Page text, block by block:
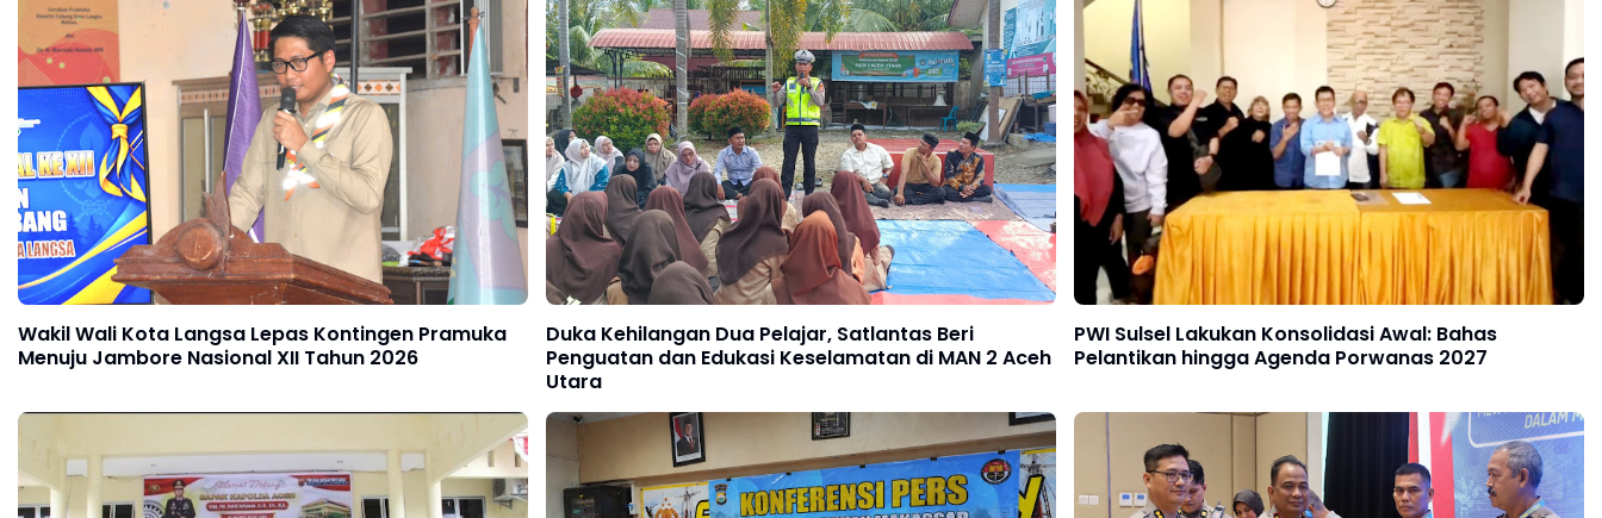
Wakil Wali Kota Langsa Lepas Kontingen Pramuka
Menuju Jambore Nasional XII Tahun 2026
Duka Kehilangan Dua Pelajar, Satlantas Beri
Penguatan dan Edukasi Keselamatan di MAN 2 Aceh
Utara
PWI Sulsel Lakukan Konsolidasi Awal: Bahas
Pelantikan hingga Agenda Porwanas 2027